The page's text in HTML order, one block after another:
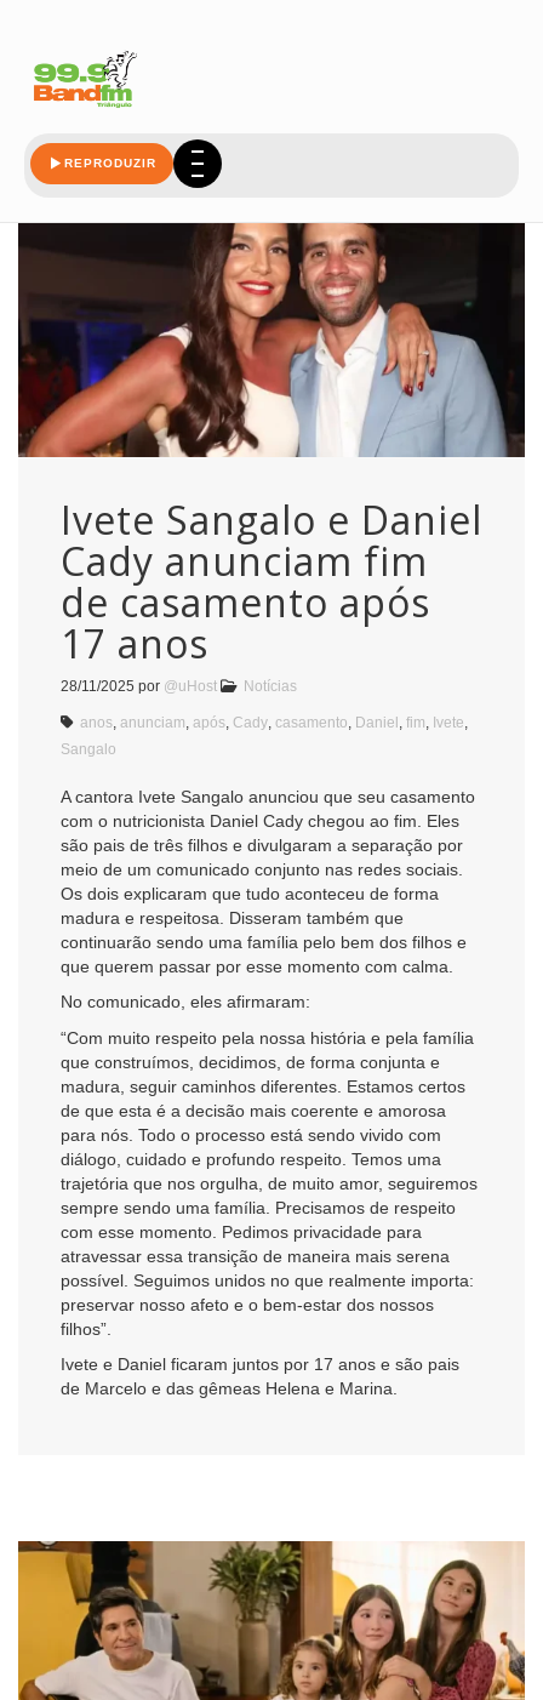
REPRODUZIR
Ivete Sangalo e Daniel
Cady anunciam fim
de casamento após
17 anos
28/11/2025 por @uHost Notícias
anos anunciam após Cady casamento Daniel fim Ivete
Sangalo
A cantora Ivete Sangalo anunciou que seu casamento
com o nutricionista Daniel Cady chegou ao fim. Eles
são pais de três filhos e divulgaram a separação por
meio de um comunicado conjunto nas redes sociais.
Os dois explicaram que tudo aconteceu de forma
madura e respeitosa. Disseram também que
continuarão sendo uma família pelo bem dos filhos e
que querem passar por esse momento com calma.
No comunicado, eles afirmaram:
“Com muito respeito pela nossa história e pela família
que construímos, decidimos, de forma conjunta e
madura, seguir caminhos diferentes. Estamos certos
de que esta é a decisão mais coerente e amorosa
para nós. Todo o processo está sendo vivido com
diálogo, cuidado e profundo respeito. Temos uma
trajetória que nos orgulha, de muito amor, seguiremos
sempre sendo uma família. Precisamos de respeito
com esse momento. Pedimos privacidade para
atravessar essa transição de maneira mais serena
possível. Seguimos unidos no que realmente importa:
preservar nosso afeto e o bem-estar dos nossos
filhos”.
Ivete e Daniel ficaram juntos por 17 anos e são pais
de Marcelo e das gêmeas Helena e Marina.